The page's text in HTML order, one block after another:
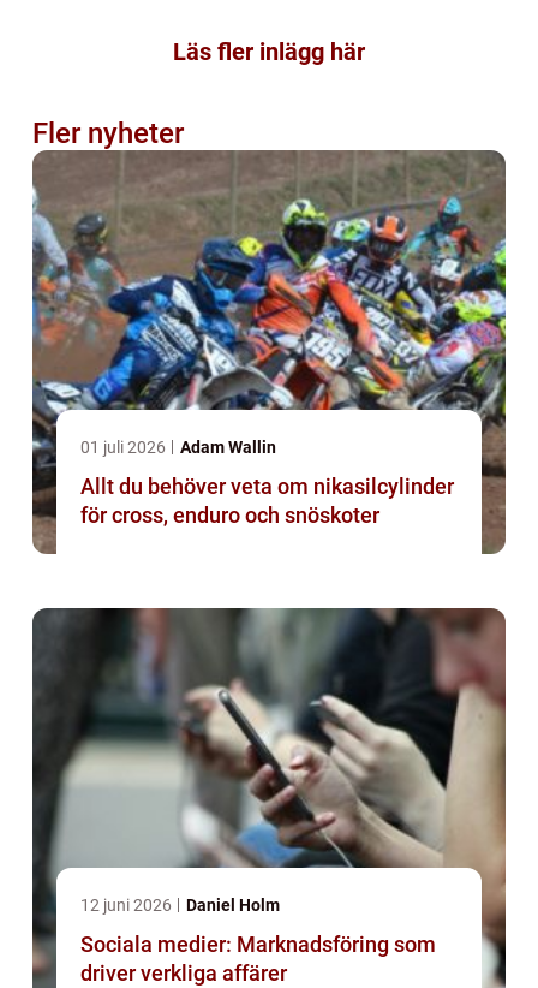
Läs fler inlägg här
Fler nyheter
01 juli 2026 Adam Wallin
Allt du behöver veta om nikasilcylinder
för cross, enduro och snöskoter
12 juni 2026 Daniel Holm
Sociala medier: Marknadsföring som
driver verkliga affärer